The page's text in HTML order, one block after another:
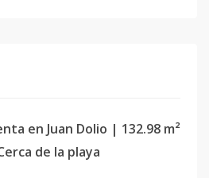
en Juan Dolio | 132.98 m²
de la playa